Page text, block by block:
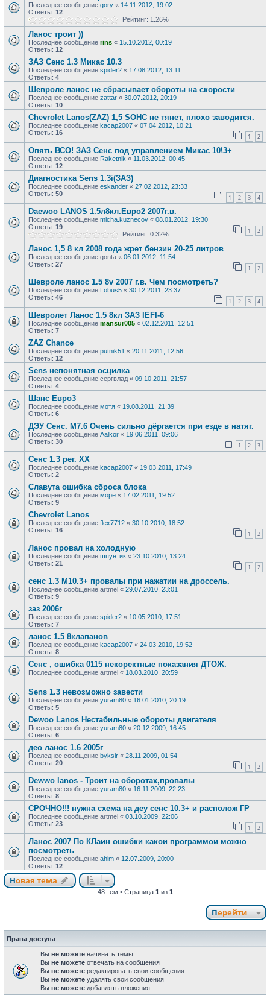
Последнее сообщение gory « 14.11.2012, 19:02
Ответы: 12
Рейтинг: 1.26%
Ланос троит ))
Последнее сообщение rins « 15.10.2012, 00:19
Ответы: 12
ЗАЗ Сенс 1.3 Микас 10.3
Последнее сообщение spider2 « 17.08.2012, 13:11
Ответы: 4
Шевроле ланос не сбрасывает обороты на скорости
Последнее сообщение zattar « 30.07.2012, 20:19
Ответы: 10
Chevrolet Lanos(ZAZ) 1,5 SOHC не тянет, плохо заводится.
Последнее сообщение kacap2007 « 07.04.2012, 10:21
Ответы: 16 1 2
Опять ВСО! ЗАЗ Сенс под управлением Микас 10\3+
Последнее сообщение Raketnik « 11.03.2012, 00:45
Ответы: 12
Диагностика Sens 1.3i(ЗАЗ)
Последнее сообщение eskander « 27.02.2012, 23:33
Ответы: 50 1 2 3 4
Daewoo LANOS 1.5л8кл.Евро2 2007г.в.
Последнее сообщение micha.kuznecov « 08.01.2012, 19:30
Ответы: 19 1 2
Рейтинг: 0.32%
Ланос 1,5 8 кл 2008 года жрет бензин 20-25 литров
Последнее сообщение gonta « 06.01.2012, 11:54
Ответы: 27 1 2
Шевроле ланос 1.5 8v 2007 г.в. Чем посмотреть?
Последнее сообщение Lobus5 « 30.12.2011, 23:37
Ответы: 46 1 2 3 4
Шевролет Ланос 1.5 8кл ЗАЗ IEFI-6
Последнее сообщение mansur005 « 02.12.2011, 12:51
Ответы: 7
ZAZ Chance
Последнее сообщение putnik51 « 20.11.2011, 12:56
Ответы: 12
Sens непонятная осцилка
Последнее сообщение сергвлад « 09.10.2011, 21:57
Ответы: 4
Шанс Евро3
Последнее сообщение мотя « 19.08.2011, 21:39
Ответы: 6
ДЭУ Сенс. М7.6 Очень сильно дёргается при езде в натяг.
Последнее сообщение Aalkor « 19.06.2011, 09:06
Ответы: 30 1 2 3
Сенс 1.3 рег. ХХ
Последнее сообщение kacap2007 « 19.03.2011, 17:49
Ответы: 2
Славута ошибка сброса блока
Последнее сообщение море « 17.02.2011, 19:52
Ответы: 9
Chevrolet Lanos
Последнее сообщение flex7712 « 30.10.2010, 18:52
Ответы: 16 1 2
Ланос провал на холодную
Последнее сообщение шпунтик « 23.10.2010, 13:24
Ответы: 21 1 2
сенс 1.3 М10.3+ провалы при нажатии на дроссель.
Последнее сообщение artmel « 29.07.2010, 23:01
Ответы: 9
заз 2006г
Последнее сообщение spider2 « 10.05.2010, 17:51
Ответы: 7
ланос 1.5 8клапанов
Последнее сообщение kacap2007 « 24.03.2010, 19:52
Ответы: 8
Сенс , ошибка 0115 некоректные показания ДТОЖ.
Последнее сообщение artmel « 18.03.2010, 20:59
Sens 1.3 невозможно завести
Последнее сообщение yuram80 « 16.01.2010, 20:19
Ответы: 5
Dewoo Lanos Нестабильные обороты двигателя
Последнее сообщение yuram80 « 20.12.2009, 16:45
Ответы: 6
део ланос 1.6 2005г
Последнее сообщение byksir « 28.11.2009, 01:54
Ответы: 20 1 2
Dewwo lanos - Троит на оборотах,провалы
Последнее сообщение yuram80 « 16.11.2009, 22:23
Ответы: 8
СРОЧНО!!! нужна схема на деу сенс 10.3+ и располож ГР
Последнее сообщение artmel « 03.10.2009, 22:06
Ответы: 23 1 2
Ланос 2007 По КЛаин ошибки какои программои можно
посмотреть
Последнее сообщение ahim « 12.07.2009, 20:00
Ответы: 12
Новая тема
48 тем • Страница 1 из 1
Перейти
Права доступа
Вы не можете начинать темы
Вы не можете отвечать на сообщения
Вы не можете редактировать свои сообщения
Вы не можете удалять свои сообщения
Вы не можете добавлять вложения